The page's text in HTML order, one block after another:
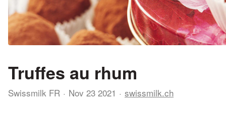
Truffes au rhum
Swissmilk FR Nov 23 2021 swissmilk.ch